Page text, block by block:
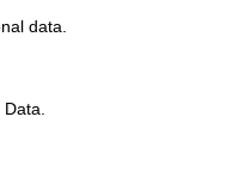
data. Ασφαλείας η
για